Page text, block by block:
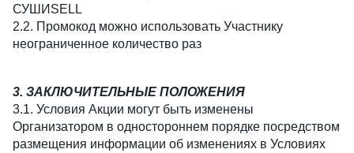
СУШИSELL
2.2. Промокод можно использовать Участнику
неограниченное количество раз
3. ЗАКЛЮЧИТЕЛЬНЫЕ ПОЛОЖЕНИЯ
3.1. Условия Акции могут быть изменены
Организатором в одностороннем порядке посредством
размещения информации об изменениях в Условиях